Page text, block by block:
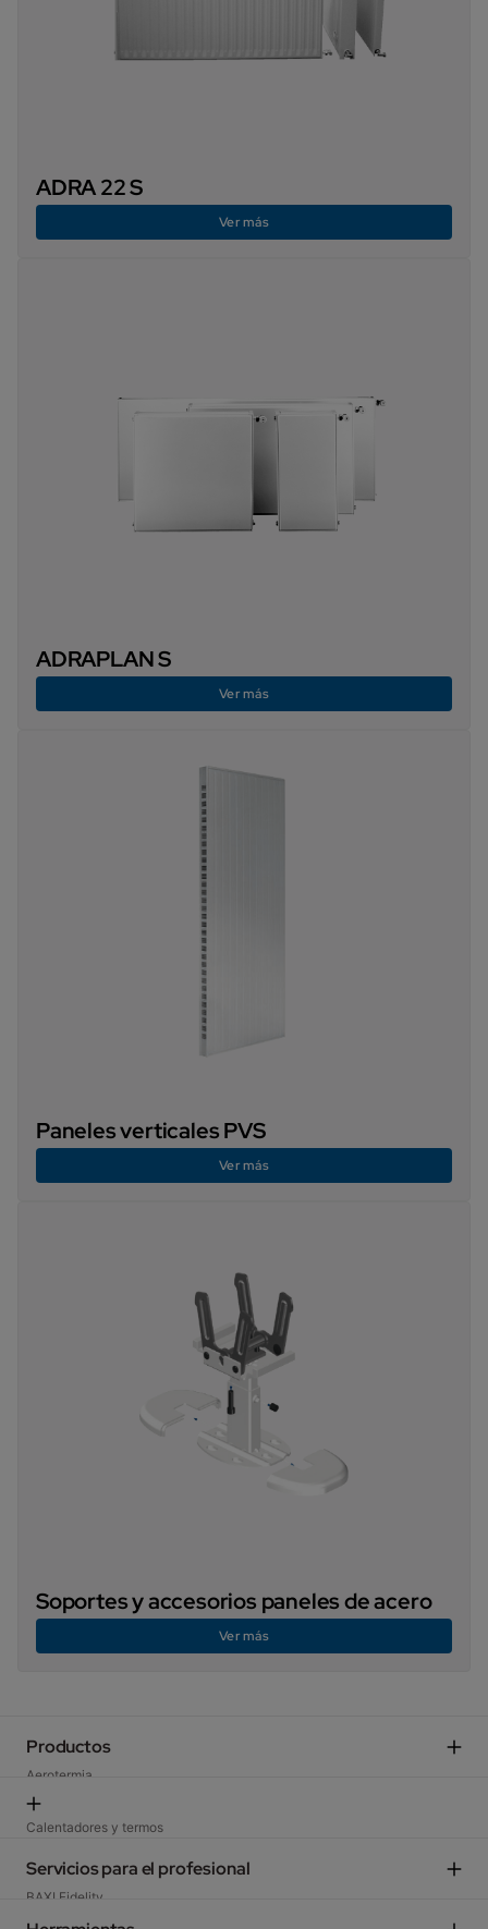
ADRA 22 S
Ver más
ADRAPLAN S
Ver más
Paneles verticales PVS
Ver más
Soportes y accesorios paneles de acero
Ver más
Productos
Aerotermia
Calderas domésticas​
Aire acondicionado​
Acumuladores​
Calentadores y termos
Ventilación
Servicios para el profesional
BAXI Fidelity​
Formación